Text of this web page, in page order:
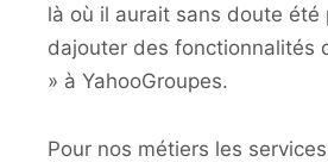
là où il aurait sans doute été
dajouter des fonctionnalités
» à YahooGroupes.
Pour nos métiers les